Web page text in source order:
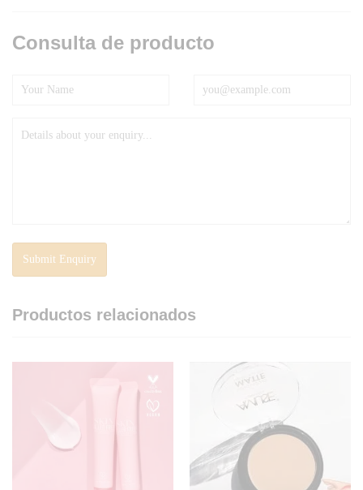
Consulta de producto
Productos relacionados